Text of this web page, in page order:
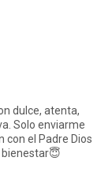
dulce, atenta,
con el Padre Dios
bienestar😇